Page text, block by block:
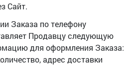
Сайт.
Заказа по телефону
Продавцу следующую
для оформления Заказа:
адрес доставки